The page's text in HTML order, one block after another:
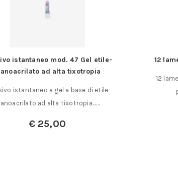
12 lame per legno e materie plastiche
pernetto laterale lame da……